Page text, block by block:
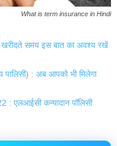
What is term insurance in Hindi
समय इस बात का अवश्य रखें
: अब आपको भी मिलेगा
एलआईसी कन्यादान पॉलिसी